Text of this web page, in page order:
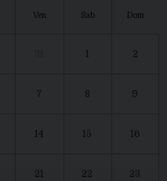
Ven Sab Dom
2
7 8 9
14 15 16
21 22 23